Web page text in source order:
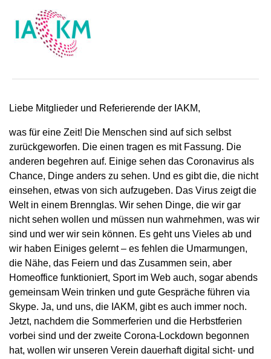
Liebe Mitglieder und Referierende der IAKM,
was für eine Zeit! Die Menschen sind auf sich selbst
zurückgeworfen. Die einen tragen es mit Fassung. Die
anderen begehren auf. Einige sehen das Coronavirus als
Chance, Dinge anders zu sehen. Und es gibt die, die nicht
einsehen, etwas von sich aufzugeben. Das Virus zeigt die
Welt in einem Brennglas. Wir sehen Dinge, die wir gar
nicht sehen wollen und müssen nun wahrnehmen, was wir
sind und wer wir sein können. Es geht uns Vieles ab und
wir haben Einiges gelernt – es fehlen die Umarmungen,
die Nähe, das Feiern und das Zusammen sein, aber
Homeoffice funktioniert, Sport im Web auch, sogar abends
gemeinsam Wein trinken und gute Gespräche führen via
Skype. Ja, und uns, die IAKM, gibt es auch immer noch.
Jetzt, nachdem die Sommerferien und die Herbstferien
vorbei sind und der zweite Corona-Lockdown begonnen
hat, wollen wir unseren Verein dauerhaft digital sicht- und